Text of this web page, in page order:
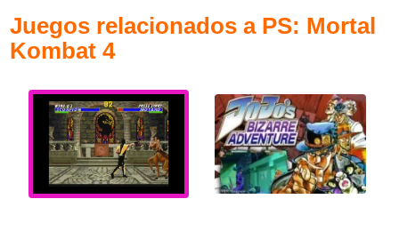
Juegos relacionados a PS: Mortal
Kombat 4